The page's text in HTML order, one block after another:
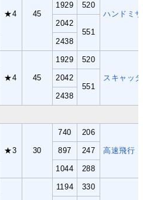
★4 45 ハンドミ
1929 520
2042
551
2438
★4 45
1929 520
スキャッ
2042
551
2438
★3 30
740 206
高速飛行
897 247
1044 288
1194 330